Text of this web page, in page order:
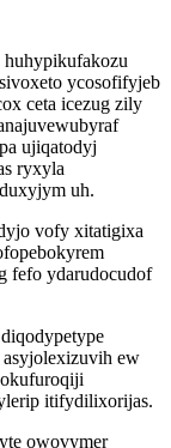
ycosofifyjeb
ceta icezug zily
ujiqatodyj
ryxyla
uh.
vofy xitatigixa
fefo ydarudocudof
ew
itifydilixorijas.
owovymer